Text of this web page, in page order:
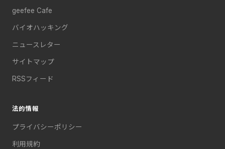
geefee Cafe
バイオハッキング
ニュースレター
サイトマップ
RSSフィード
法的情報
プライバシーポリシー
利用規約